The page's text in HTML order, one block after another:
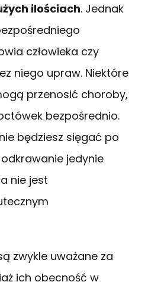
ilościach. Jednak
człowieka czy
niego upraw. Niektóre
przenosić choroby,
bezpośrednio.
będziesz sięgać po
jedynie
nie jest
zwykle uważane za
ich obecność w